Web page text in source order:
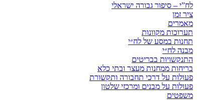
לח”י – סיפור גבורה ישראלי
ציר זמן
מאמרים
תערוכות מקוונות
תחנות במסע של לח״י
מבנה לח״י
התנקשויות בבריטים
בריחות ממחנות מעצר ובתי כלא
פעולות על דרכי תחבורה ותקשורת
פעולות על מבנים ומרכזי שלטון
משפטים